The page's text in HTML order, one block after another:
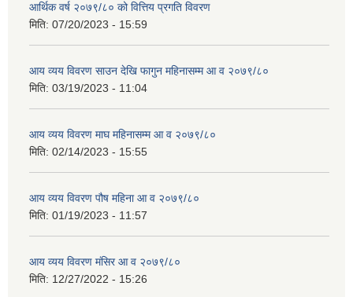
आर्थिक वर्ष २०७९/८० को वित्तिय प्रगति विवरण
मिति: 07/20/2023 - 15:59
आय व्यय विवरण साउन देखि फागुन महिनासम्म आ व २०७९/८०
मिति: 03/19/2023 - 11:04
आय व्यय विवरण माघ महिनासम्म आ व २०७९/८०
मिति: 02/14/2023 - 15:55
आय व्यय विवरण पौष महिना आ व २०७९/८०
मिति: 01/19/2023 - 11:57
आय व्यय विवरण मंसिर आ व २०७९/८०
मिति: 12/27/2022 - 15:26